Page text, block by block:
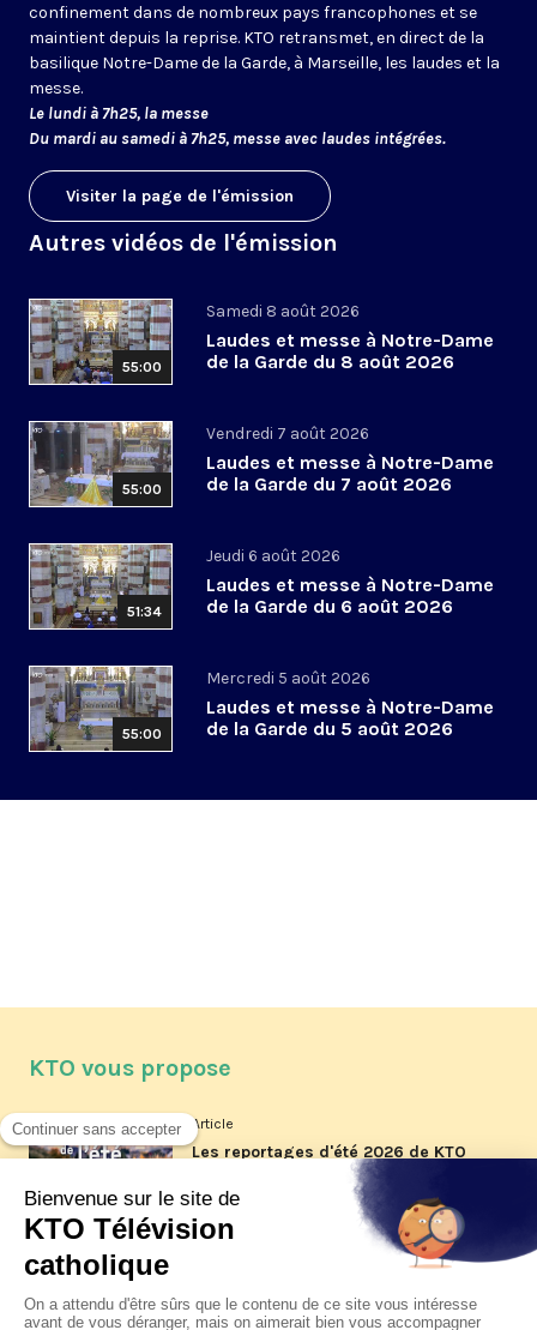
confinement dans de nombreux pays francophones et se
maintient depuis la reprise. KTO retransmet, en direct de la
basilique Notre-Dame de la Garde, à Marseille, les laudes et la
messe.
Le lundi à 7h25, la messe
Du mardi au samedi à 7h25, messe avec laudes intégrées.
Visiter la page de l'émission
Autres vidéos de l'émission
55:00
Samedi 8 août 2026
Laudes et messe à Notre-Dame
de la Garde du 8 août 2026
55:00
Vendredi 7 août 2026
Laudes et messe à Notre-Dame
de la Garde du 7 août 2026
51:34
Jeudi 6 août 2026
Laudes et messe à Notre-Dame
de la Garde du 6 août 2026
55:00
Mercredi 5 août 2026
Laudes et messe à Notre-Dame
de la Garde du 5 août 2026
KTO vous propose
Article
Les reportages d'été 2026 de KTO
Article
La visite pastorale du pape Léon
jeudi 6 août